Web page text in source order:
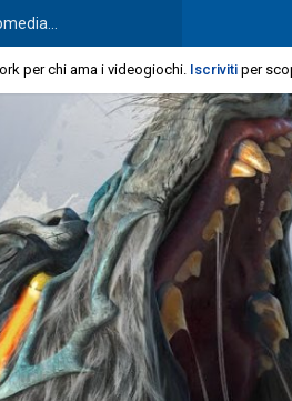
per chi ama i videogiochi. Iscriviti per